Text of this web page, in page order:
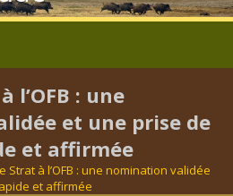
l’OFB : une
et une prise de
et affirmée
Strat à l’OFB : une nomination validée
et affirmée